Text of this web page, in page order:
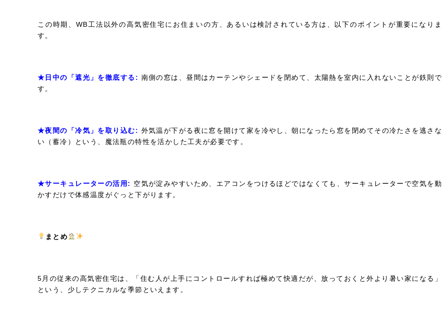
この時期、WB工法以外の高気密住宅にお住まいの方、あるいは検討されている方は、以下のポイントが重要になりま
す。
★日中の「遮光」を徹底する: 南側の窓は、昼間はカーテンやシェードを閉めて、太陽熱を室内に入れないことが鉄則で
す。
★夜間の「冷気」を取り込む: 外気温が下がる夜に窓を開けて家を冷やし、朝になったら窓を閉めてその冷たさを逃さな
い（蓄冷）という、魔法瓶の特性を活かした工夫が必要です。
★サーキュレーターの活用: 空気が淀みやすいため、エアコンをつけるほどではなくても、サーキュレーターで空気を動
かすだけで体感温度がぐっと下がります。
まとめ
5月の従来の高気密住宅は、「住む人が上手にコントロールすれば極めて快適だが、放っておくと外より暑い家になる」
という、少しテクニカルな季節といえます。